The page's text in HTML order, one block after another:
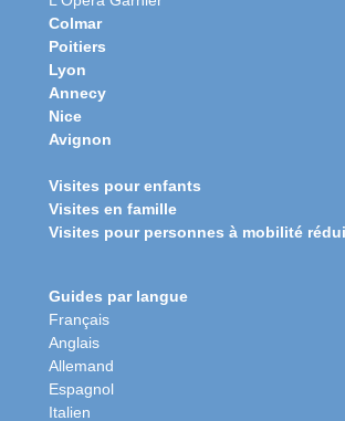
Colmar
Poitiers
Lyon
Annecy
Nice
Avignon
Visites pour enfants
Visites en famille
Visites pour personnes à mobilité
Guides par langue
Français
Anglais
Allemand
Espagnol
Italien